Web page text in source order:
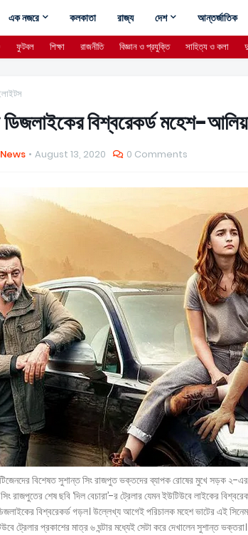
এক নজরে কলকাতা রাজ্য দেশ আন্তর্জাতিক
ফুটবল শিক্ষা রাজনীতি বিজ্ঞান ও প্রযুক্তি সাহিত্য ও কলা
বিশ্বরেকর্ড মহেশ-
August 13, 2020 0 Comments
বিশেষত সুশান্ত সিং রাজপুত ভক্তদের ব্যাপক রোষের মুখে সড়ক ২-এর
রাজপুতের শেষ ছবি ‘দিল বেচারা’-র ট্রেলার যেমন ইউটিউবে লাইকের
বিশ্বরেকর্ড গড়ল। উল্লেখ্য আগেই পরিচালক মহেশ ভাটের এই
ট্রেলার প্রকাশের মাত্র ৬ ঘন্টার মধ্যেই সেটা করে দেখালেন সুশান্ত